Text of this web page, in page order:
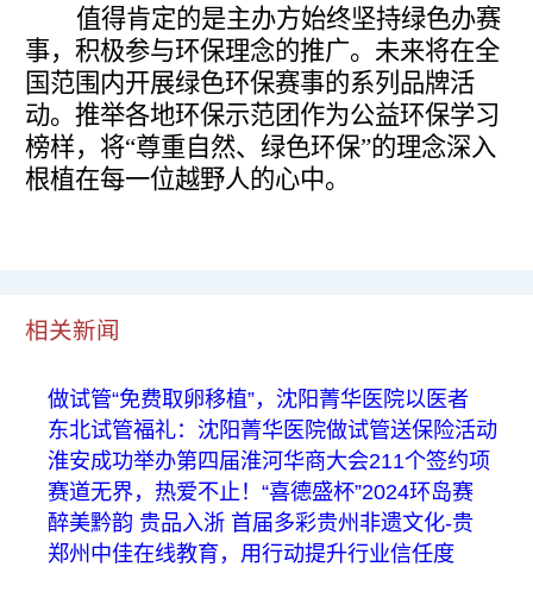
值得肯定的是主办方始终坚持绿色办赛
事，积极参与环保理念的推广。未来将在全
国范围内开展绿色环保赛事的系列品牌活
动。推举各地环保示范团作为公益环保学习
榜样，将“尊重自然、绿色环保”的理念深入
根植在每一位越野人的心中。
相关新闻
做试管“免费取卵移植”，沈阳菁华医院以医者
东北试管福礼：沈阳菁华医院做试管送保险活动
淮安成功举办第四届淮河华商大会211个签约项
赛道无界，热爱不止！“喜德盛杯”2024环岛赛
醉美黔韵 贵品入浙 首届多彩贵州非遗文化-贵
郑州中佳在线教育，用行动提升行业信任度